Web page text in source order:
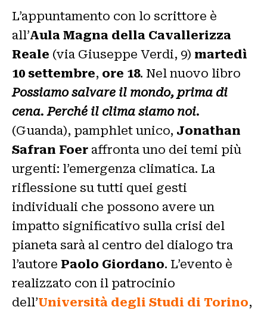
L’appuntamento con lo scrittore è
all’Aula Magna della Cavallerizza
Reale (via Giuseppe Verdi, 9) martedì
10 settembre, ore 18. Nel nuovo libro
Possiamo salvare il mondo, prima di
cena. Perché il clima siamo noi.
(Guanda), pamphlet unico, Jonathan
Safran Foer affronta uno dei temi più
urgenti: l’emergenza climatica. La
riflessione su tutti quei gesti
individuali che possono avere un
impatto significativo sulla crisi del
pianeta sarà al centro del dialogo tra
l’autore Paolo Giordano. L’evento è
realizzato con il patrocinio
dell’Università degli Studi di Torino,